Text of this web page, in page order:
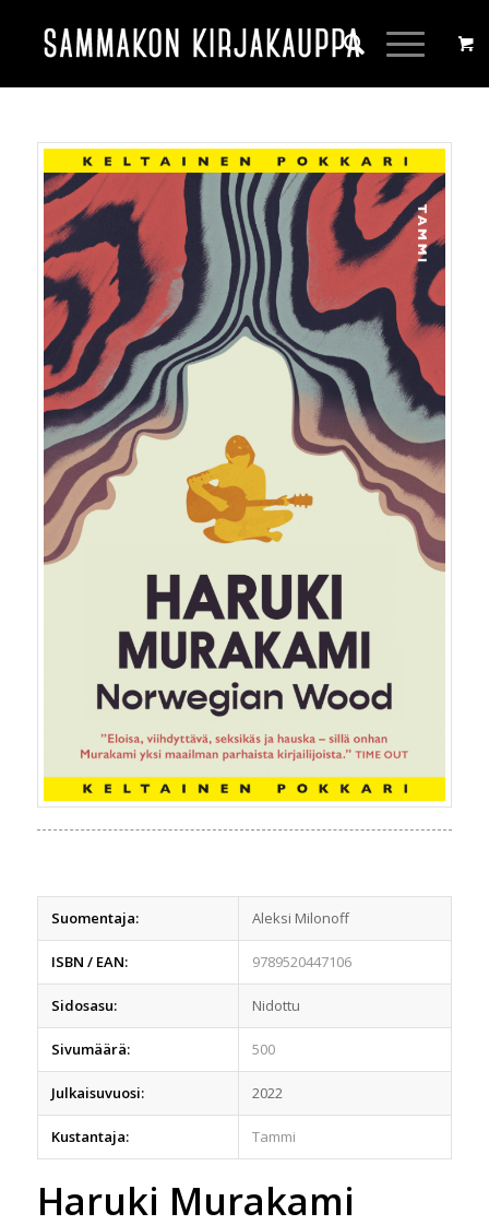
Suomentaja: Aleksi Milonoff
ISBN / EAN: 9789520447106
Sidosasu: Nidottu
Sivumäärä: 500
Julkaisuvuosi: 2022
Kustantaja: Tammi
Haruki Murakami